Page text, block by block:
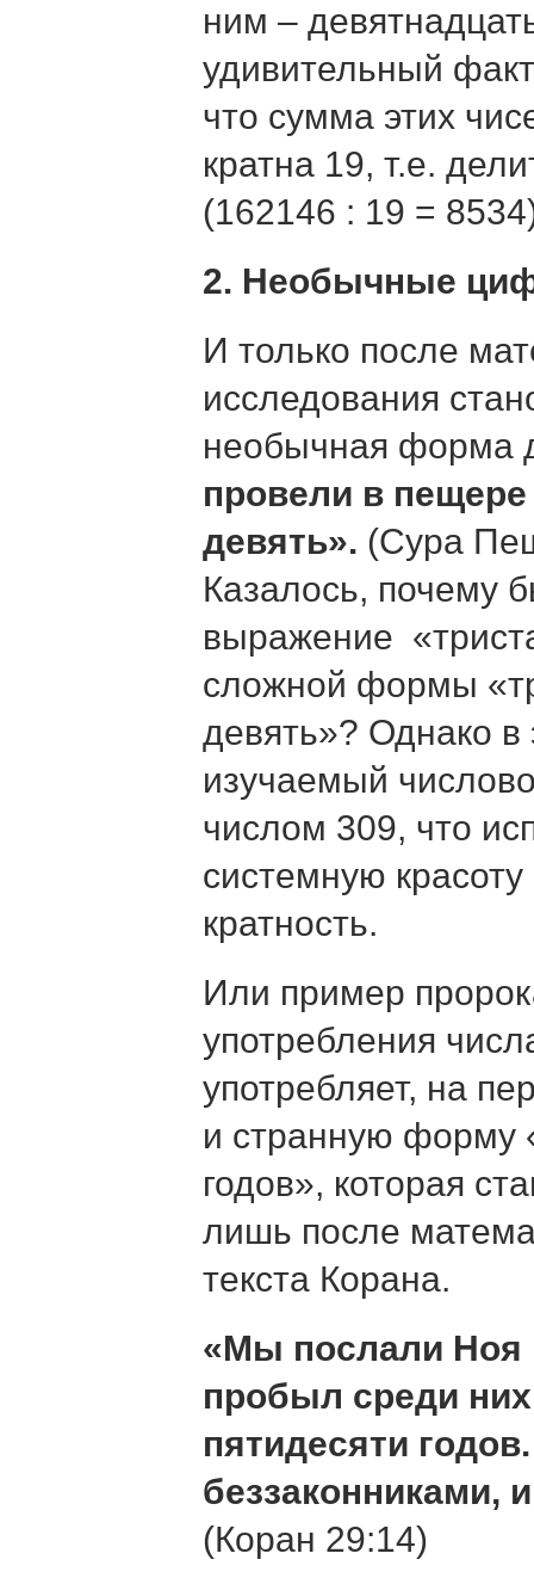
ним –
удивительный
что сумма этих
кратна 19, т.е.
(162146 : 19 =
2. Необычные
И только после
исследования
необычная форма
провели в
девять». (Сура
Казалось, почему
выражение
сложной формы
девять»? Однако в
изучаемый
числом 309, что
системную
кратность.
Или пример
употребления
употребляет, на
и странную форму
годов», которая
лишь после
текста Корана.
«Мы послали Ноя
пробыл среди
пятидесяти
беззаконниками,
(Коран 29:14)